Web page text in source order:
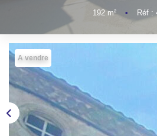
192m² • Réf :
A vendre